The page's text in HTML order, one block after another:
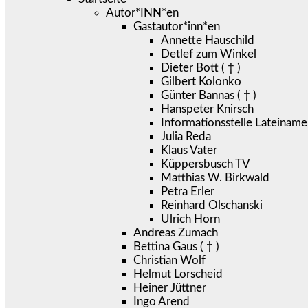
Autor*INN*en
Gastautor*inn*en
Annette Hauschild
Detlef zum Winkel
Dieter Bott ( † )
Gilbert Kolonko
Günter Bannas ( † )
Hanspeter Knirsch
Informationsstelle
Julia Reda
Klaus Vater
Küppersbusch TV
Matthias W. Birkwald
Petra Erler
Reinhard Olschanski
Ulrich Horn
Andreas Zumach
Bettina Gaus ( † )
Christian Wolf
Helmut Lorscheid
Heiner Jüttner
Ingo Arend